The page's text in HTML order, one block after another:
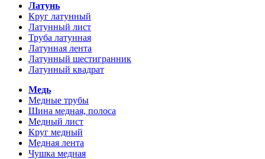
Латунь
Круг латунный
Латунный лист
Труба латунная
Латунная лента
Латунный шестигранник
Латунный квадрат
Медь
Медные трубы
Шина медная, полоса
Медный лист
Круг медный
Медная лента
Чушка медная